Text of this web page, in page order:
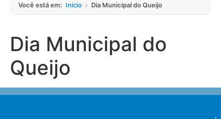
Você está em: Início › Dia Municipal do Queijo
Dia Municipal do
Queijo